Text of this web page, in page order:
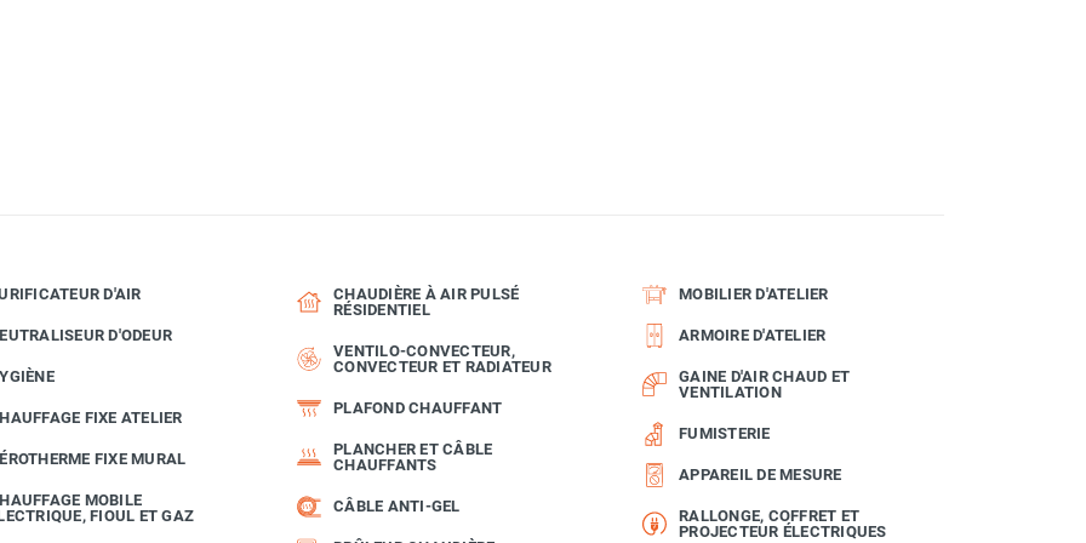
D'AIR
D'ODEUR
FIXE ATELIER
FIXE MURAL
MOBILE
FIOUL ET GAZ
CHAUDIÈRE À AIR PULSÉ
RÉSIDENTIEL
VENTILO-CONVECTEUR,
CONVECTEUR ET RADIATEUR
PLAFOND CHAUFFANT
PLANCHER ET CÂBLE
CHAUFFANTS
CÂBLE ANTI-GEL
MOBILIER D'ATELIER
ARMOIRE D'ATELIER
GAINE D'AIR CHAUD ET
VENTILATION
FUMISTERIE
APPAREIL DE MESURE
RALLONGE, COFFRET ET
PROJECTEUR ÉLECTRIQUES